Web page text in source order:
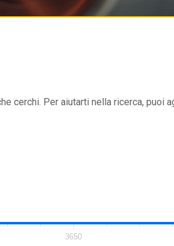
cerchi. Per aiutarti nella ricerca, puoi
3650